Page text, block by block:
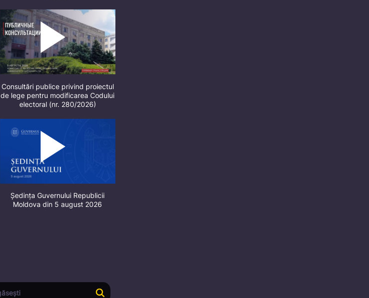
Consultări publice privind proiectul
de lege pentru modificarea Codului
electoral (nr. 280/2026)
Ședința Guvernului Republicii
Moldova din 5 august 2026